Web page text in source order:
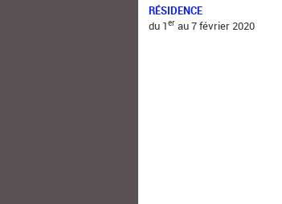
RÉSIDENCE
du 1er au 7 février 2020